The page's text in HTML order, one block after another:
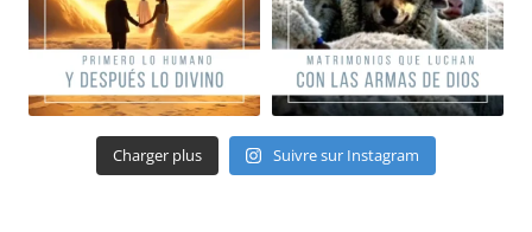
Charger plus Suivre sur Instagram